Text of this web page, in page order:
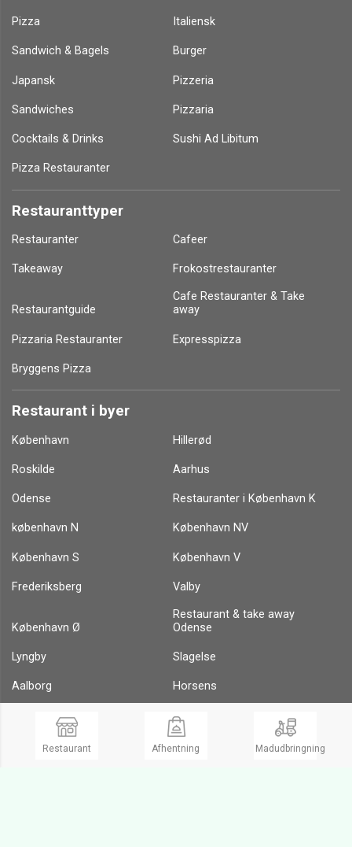
Restaurant Afhentning Madudbringning
Pizza Italiensk
Sandwich & Bagels Burger
Japansk Pizzeria
Sandwiches Pizzaria
Cocktails & Drinks Sushi Ad Libitum
Pizza Restauranter
Restauranttyper
Restauranter Cafeer
Takeaway Frokostrestauranter
Restaurantguide
Cafe Restauranter & Take
away
Pizzaria Restauranter Expresspizza
Bryggens Pizza
Restaurant i byer
København Hillerød
Roskilde Aarhus
Odense Restauranter i København K
københavn N København NV
København S København V
Frederiksberg Valby
København Ø
Restaurant & take away
Odense
Lyngby Slagelse
Aalborg Horsens
Charlottenlund Holbæk
Frederikssund Søborg